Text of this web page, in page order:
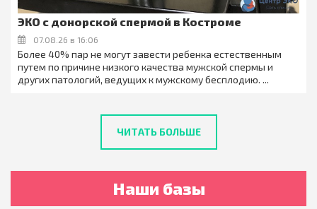
ЭКО с донорской спермой в Костроме
07.08.26 в 16:06
Более 40% пар не могут завести ребенка естественным
путем по причине низкого качества мужской спермы и
других патологий, ведущих к мужскому бесплодию. ...
ЧИТАТЬ БОЛЬШЕ
Наши базы